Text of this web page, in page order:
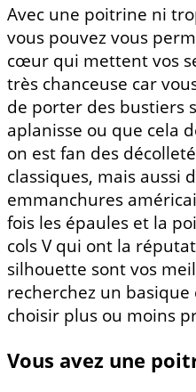
Avec une poitrine ni
vous pouvez vous
cœur qui mettent vos
très chanceuse car
de porter des bustiers
aplanisse ou que cela
on est fan des
classiques, mais aussi
emmanchures
fois les épaules et la
cols V qui ont la
silhouette sont vos
recherchez un basique
choisir plus ou moins
Vous avez une